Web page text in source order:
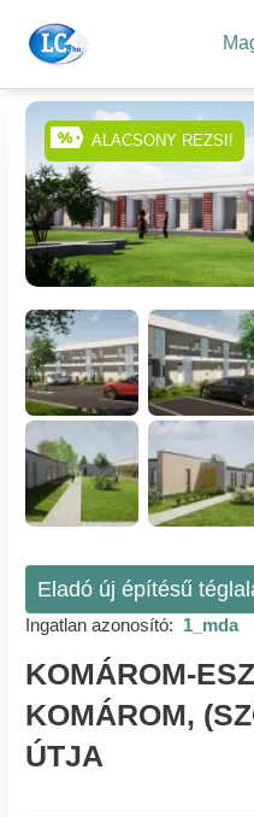
ALACSONY REZSI!
Eladó új építésű
Ingatlan azonosító: 1_mda
KOMÁROM-
KOMÁROM,
ÚTJA